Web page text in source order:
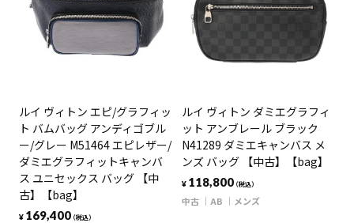
ルイ ヴィトン エピ/グラフィッ
ト バムバッグ アンディゴブル
ー/グレー M51464 エピレザー/
ダミエグラフィットキャンバ
ス ユニセックス バッグ 【中
古】【bag】
¥ 169,400（税込）
ルイ ヴィトン ダミエグラフィ
ット アンブレール ブラック
N41289 ダミエキャンバス メ
ンズ バッグ 【中古】【bag】
¥ 118,800（税込）
中古 AB メンズ